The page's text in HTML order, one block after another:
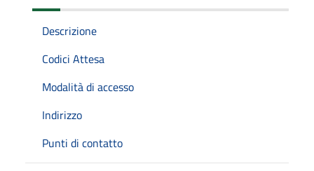
Descrizione
Codici Attesa
Modalità di accesso
Indirizzo
Punti di contatto